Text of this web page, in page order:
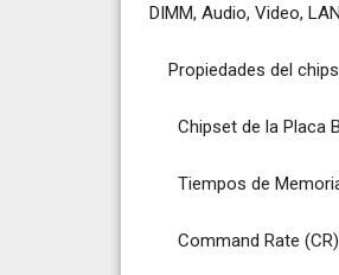
DIMM, Audio, Video,
Propiedades del
Chipset de la
Tiempos de
Command